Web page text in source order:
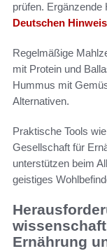
prüfen. Ergänzende
Deutschen
Regelmäßige
mit Protein und
Hummus mit
Alternativen.
Praktische Tools
Gesellschaft für
unterstützen beim
geistiges
Ernährung